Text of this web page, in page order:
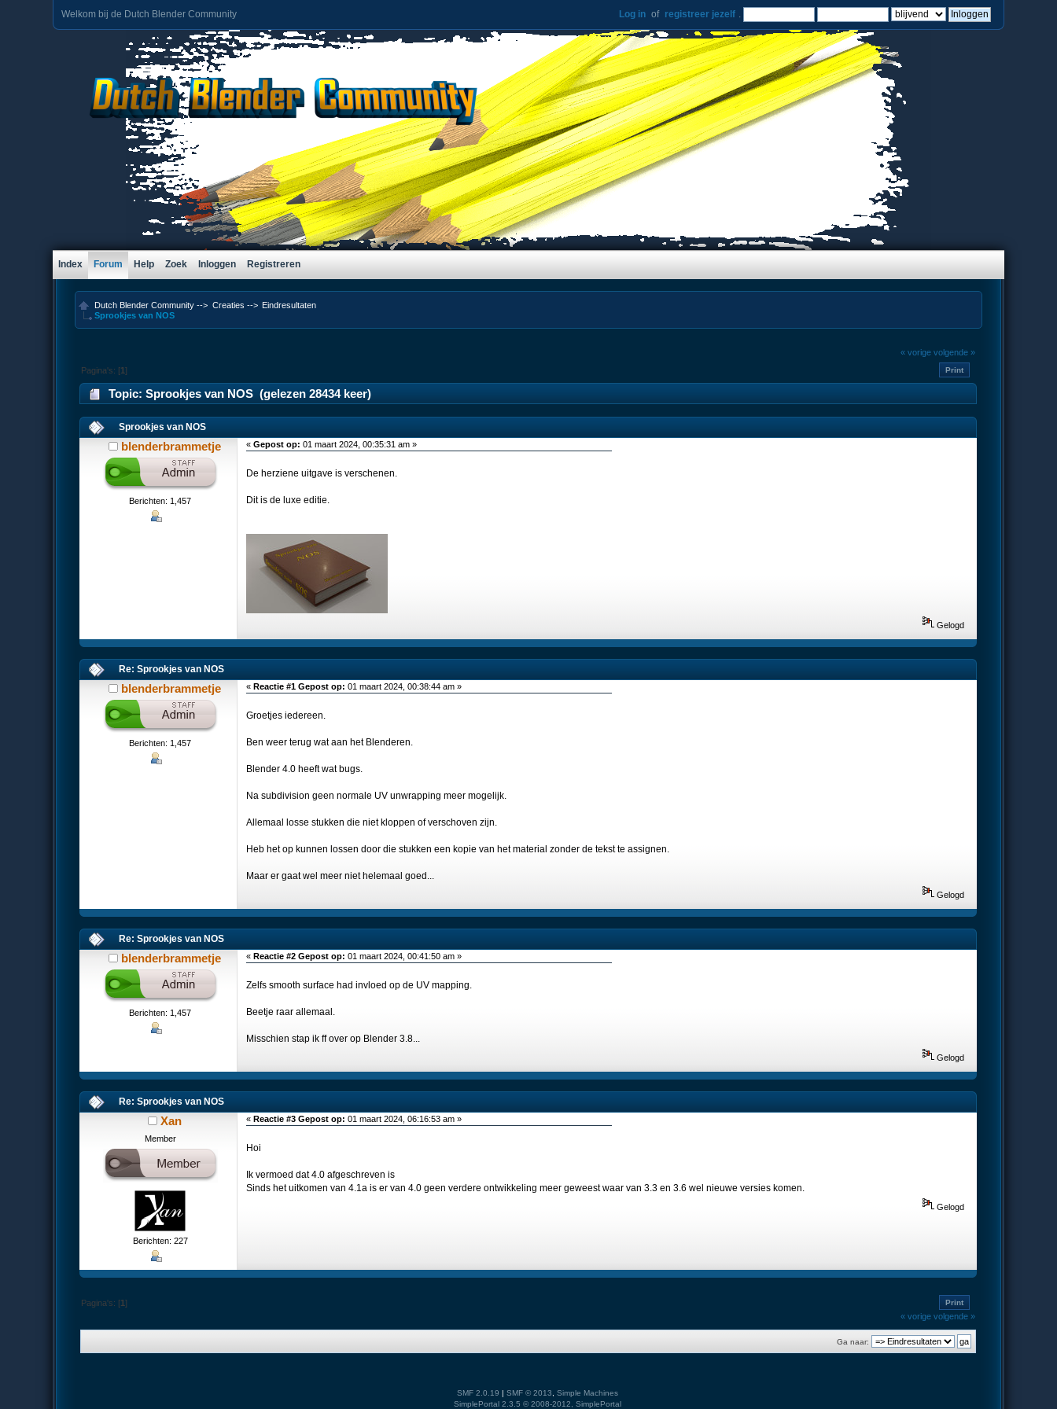
Welkom bij de Dutch Blender Community Log in of registreer jezelf .
Index Forum Help Zoek Inloggen Registreren
Dutch Blender Community --> Creaties --> Eindresultaten
Sprookjes van NOS
« vorige volgende »
Print
Pagina's: [1]
Topic: Sprookjes van NOS (gelezen 28434 keer)
Sprookjes van NOS
blenderbrammetje
Berichten: 1,457
«Gepost op: 01 maart 2024, 00:35:31 am »
De herziene uitgave is verschenen.
Dit is de luxe editie.
Gelogd
Re: Sprookjes van NOS
blenderbrammetje
Berichten: 1,457
«Reactie #1 Gepost op: 01 maart 2024, 00:38:44 am »
Groetjes iedereen.
Ben weer terug wat aan het Blenderen.
Blender 4.0 heeft wat bugs.
Na subdivision geen normale UV unwrapping meer mogelijk.
Allemaal losse stukken die niet kloppen of verschoven zijn.
Heb het op kunnen lossen door die stukken een kopie van het material zonder de tekst te assignen.
Maar er gaat wel meer niet helemaal goed...
Gelogd
Re: Sprookjes van NOS
blenderbrammetje
Berichten: 1,457
«Reactie #2 Gepost op: 01 maart 2024, 00:41:50 am »
Zelfs smooth surface had invloed op de UV mapping.
Beetje raar allemaal.
Misschien stap ik ff over op Blender 3.8...
Gelogd
Re: Sprookjes van NOS
Xan
Member
Berichten: 227
« Reactie #3 Gepost op: 01 maart 2024, 06:16:53 am »
Hoi
Ik vermoed dat 4.0 afgeschreven is
Sinds het uitkomen van 4.1a is er van 4.0 geen verdere ontwikkeling meer geweest waar van 3.3 en 3.6 wel nieuwe versies komen.
Gelogd
Print
Pagina's: [1]
« vorige volgende »
Ga naar:
SMF 2.0.19 | SMF © 2013
Simple Machines
SimplePortal 2.3.5 © 2008-2012, SimplePortal